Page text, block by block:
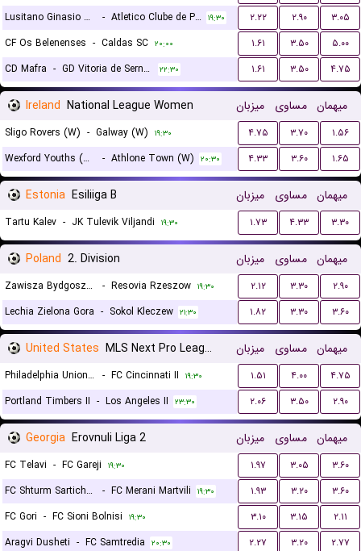
Lusitano Ginasio Clube Evora
- Atletico Clube de Portugal ۱۹:۳۰ ۲.۲۲ ۲.۹۰
۳.۰۵
CF Os Belenenses - Caldas SC ۲۰:۰۰ ۱.۶۱ ۳.۵۰
۵.۰۰
CD Mafra - GD Vitoria de Sernache ۲۲:۳۰ ۱.۶۱ ۳.۵۰ ۴.۷۵
Ireland National League Women میزبان مساوی میهمان
Sligo Rovers (W) - Galway (W) ۱۹:۳۰ ۴.۷۵ ۳.۷۰
۱.۵۶
Wexford Youths (W)
- Athlone Town (W) ۲۰:۳۰ ۴.۳۳ ۳.۶۰ ۱.۶۵
Estonia Esiliiga B میزبان مساوی میهمان
Tartu Kalev - JK Tulevik Viljandi ۱۹:۳۰ ۱.۷۳ ۴.۳۳ ۳.۳۰
Poland 2. Division میزبان مساوی میهمان
Zawisza Bydgoszcz - Resovia Rzeszow ۱۹:۳۰ ۲.۱۲ ۳.۳۰
۲.۹۰
Lechia Zielona Gora - Sokol Kleczew ۲۱:۳۰ ۱.۸۲ ۳.۳۰ ۳.۶۰
United States MLS Next Pro League میزبان مساوی میهمان
Philadelphia Union II - FC Cincinnati II ۱۹:۳۰ ۱.۵۱ ۴.۰۰
۴.۷۵
Portland Timbers II - Los Angeles II ۲۳:۳۰ ۲.۰۶ ۳.۵۰ ۲.۹۰
Georgia Erovnuli Liga 2 میزبان مساوی میهمان
FC Telavi - FC Gareji ۱۹:۳۰ ۱.۹۷ ۳.۰۵
۳.۶۰
FC Shturm Sartichala
- FC Merani Martvili ۱۹:۳۰ ۱.۹۳ ۳.۲۰
۳.۶۰
FC Gori - FC Sioni Bolnisi ۱۹:۳۰ ۳.۱۰ ۳.۱۵
۲.۱۱
Aragvi Dusheti - FC Samtredia ۲۰:۳۰ ۲.۲۷ ۳.۲۰ ۲.۷۷